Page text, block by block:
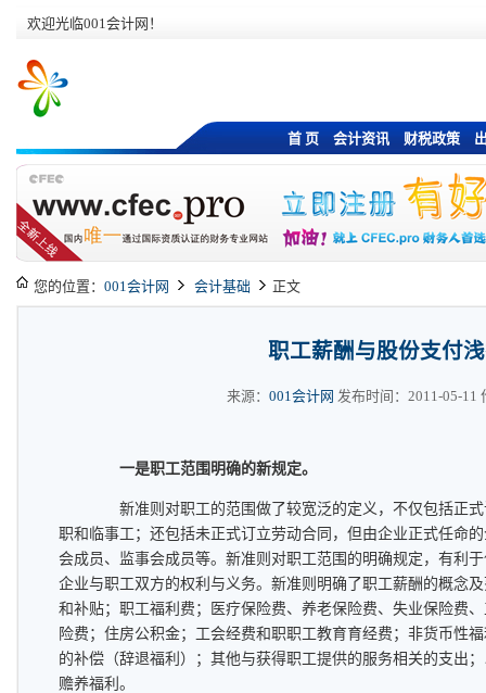
欢迎光临001会计网！
首 页 会计资讯 财税政策
您的位置： 001会计网 会计基础 正文
职工薪酬与股份支付
来源： 001会计网 发布时间：2011-05-11
一是职工范围明确的新规定。
新准则对职工的范围做了较宽泛的定义，不仅包括正式
职和临事工；还包括未正式订立劳动合同，但由企业正式任命
会成员、监事会成员等。新准则对职工范围的明确规定，有利
企业与职工双方的权利与义务。新准则明确了职工薪酬的概念
和补贴；职工福利费；医疗保险费、养老保险费、失业保险费
险费；住房公积金；工会经费和职职工教育育经费；非货币性
的补偿（辞退福利）；其他与获得职工提供的服务相关的支出
赡养福利。